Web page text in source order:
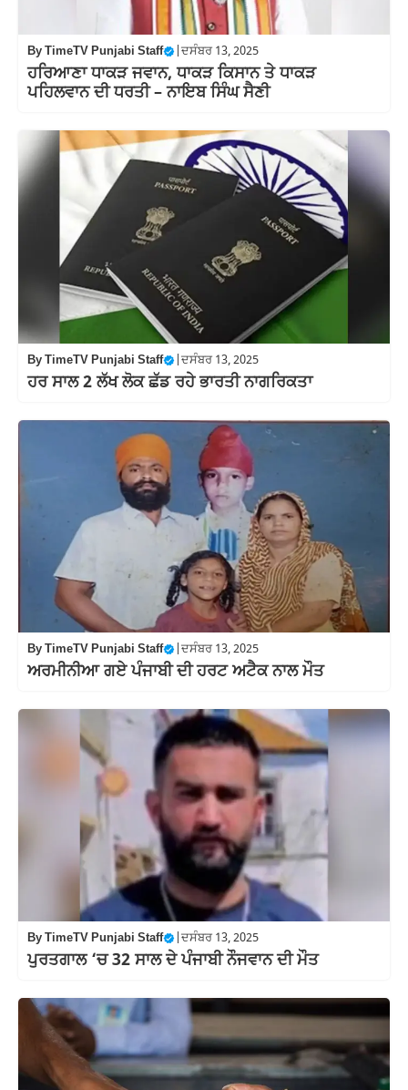
ByTimeTV Punjabi Staff ਦਸੰਬਰ 13, 2025
ਹਰਿਆਣਾ ਧਾਕੜ ਜਵਾਨ, ਧਾਕੜ ਕਿਸਾਨ ਤੇ ਧਾਕੜ
ਪਹਿਲਵਾਨ ਦੀ ਧਰਤੀ – ਨਾਇਬ ਸਿੰਘ ਸੈਣੀ
ByTimeTV Punjabi Staff ਦਸੰਬਰ 13, 2025
ਹਰ ਸਾਲ 2 ਲੱਖ ਲੋਕ ਛੱਡ ਰਹੇ ਭਾਰਤੀ ਨਾਗਰਿਕਤਾ
ByTimeTV Punjabi Staff ਦਸੰਬਰ 13, 2025
ਅਰਮੀਨੀਆ ਗਏ ਪੰਜਾਬੀ ਦੀ ਹਰਟ ਅਟੈਕ ਨਾਲ ਮੌਤ
ByTimeTV Punjabi Staff ਦਸੰਬਰ 13, 2025
ਪੁਰਤਗਾਲ ‘ਚ 32 ਸਾਲ ਦੇ ਪੰਜਾਬੀ ਨੌਜਵਾਨ ਦੀ ਮੌਤ